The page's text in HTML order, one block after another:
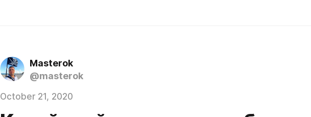
Masterok
@masterok
October 21, 2020